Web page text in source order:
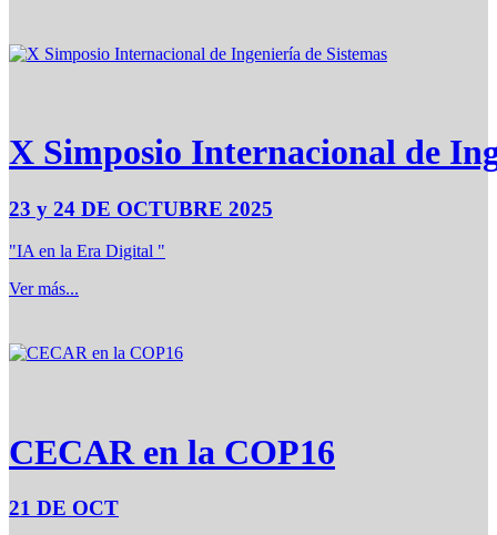
X Simposio Internacional de
23 y 24 DE OCTUBRE 2025
"IA en la Era Digital "
Ver más...
CECAR en la COP16
21 DE OCT